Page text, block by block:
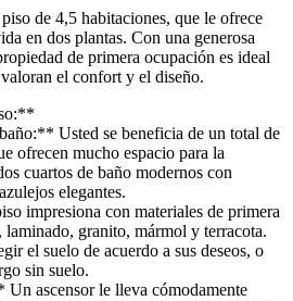
de 4,5 habitaciones, que le ofrece
en dos plantas. Con una generosa
de primera ocupación es ideal
el confort y el diseño.
Usted se beneficia de un total de
ofrecen mucho espacio para la
cuartos de baño modernos con
elegantes.
impresiona con materiales de primera
granito, mármol y terracota.
el suelo de acuerdo a sus deseos, o
sin suelo.
Un ascensor le lleva cómodamente